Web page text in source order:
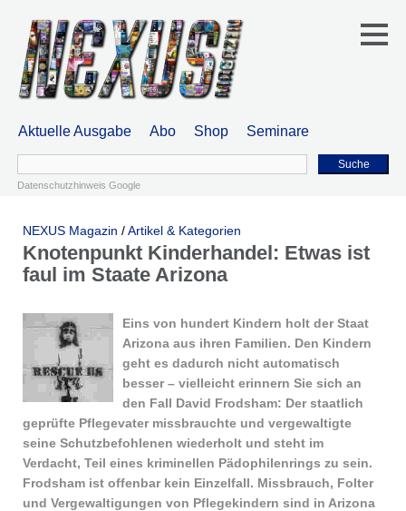
Aktuelle Ausgabe Abo Shop Seminare
Suche
Datenschutzhinweis Google
NEXUS Magazin /Artikel & Kategorien
Knotenpunkt Kinderhandel: Etwas ist
faul im Staate Arizona
Eins von hundert Kindern holt der Staat
Arizona aus ihren Familien. Den Kindern
geht es dadurch nicht automatisch
besser – vielleicht erinnern Sie sich an
den Fall David Frodsham: Der staatlich
geprüfte Pflegevater missbrauchte und vergewaltigte
seine Schutzbefohlenen wiederholt und steht im
Verdacht, Teil eines kriminellen Pädophilenrings zu sein.
Frodsham ist offenbar kein Einzelfall. Missbrauch, Folter
und Vergewaltigungen von Pflegekindern sind in Arizona